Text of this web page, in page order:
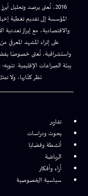
2016، تُعنى برصد وتحليل
المؤسسة إلى تقديم تغطية
والاقتصادية، مع إبراز تعددية
على إثراء المشهد
واستشرافية، تُعنى خصوصًا
بيئة الصراعات الإقليمية.
نظر كتّابها، ولا
تقارير
بحوث ودراسات
أنشطة وقضايا
الرياضة
آراء وأفكار
سياسية الخصوصية